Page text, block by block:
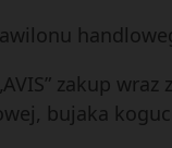
zakup
bujaka